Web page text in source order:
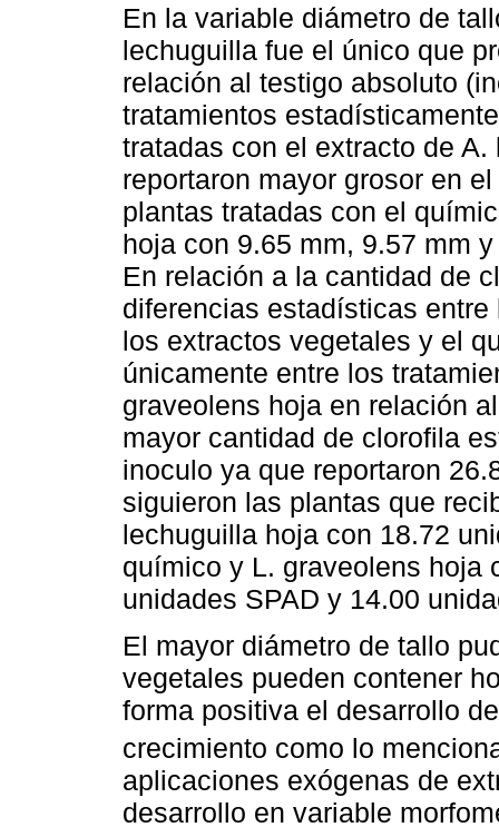
En la variable diámetro de
lechuguilla fue el único que
relación al testigo absoluto
tratamientos
tratadas con el extracto de
reportaron mayor grosor en
plantas tratadas con el
hoja con 9.65 mm, 9.57 mm
En relación a la cantidad de
diferencias estadísticas
los extractos vegetales y el
únicamente entre los
graveolens hoja en relación
mayor cantidad de clorofila
inoculo ya que reportaron
siguieron las plantas que
lechuguilla hoja con 18.72
químico y L. graveolens hoja
unidades SPAD y 14.00
El mayor diámetro de tallo
vegetales pueden contener
forma positiva el desarrollo
crecimiento como lo
aplicaciones exógenas de
desarrollo en variable